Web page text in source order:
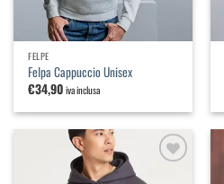
FELPE
Felpa Cappuccio Unisex
€34,90iva inclusa